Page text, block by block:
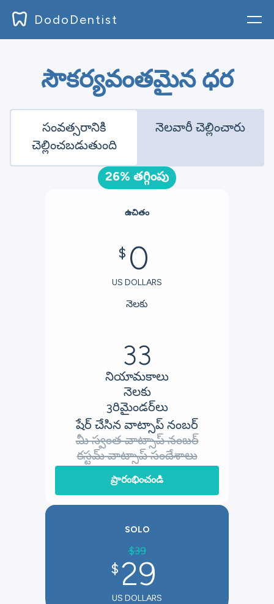
DodoDentist
డాక్స్
చేరడం
సౌకర్యవంతమైన ధర
సంవత్సరానికి
చెల్లించబడుతుంది
నెలవారీ చెల్లించారు
26% తగ్గింపు
ఉచితం
$ 0
US DOLLARS
నెలకు
33
నియామకాలు
నెలకు
3రిమైండర్‌లు
షేర్ చేసిన వాట్సాప్ నంబర్
మీ స్వంత వాట్సాప్ నంబర్
కస్టమ్ వాట్సాప్ సందేశాలు
ప్రారంభించండి
SOLO
$39
$ 29
US DOLLARS